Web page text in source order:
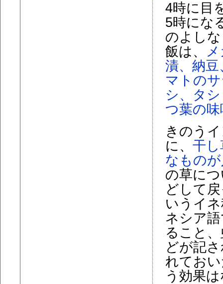
4時に目
5時にな
のよし
飯は、
漬、納
マトの
シ、タ
つ葉の味
きのう
に、 干
なもの
の草に
どして
いうイ
ネシア
ること
どが記
れてお
う効果